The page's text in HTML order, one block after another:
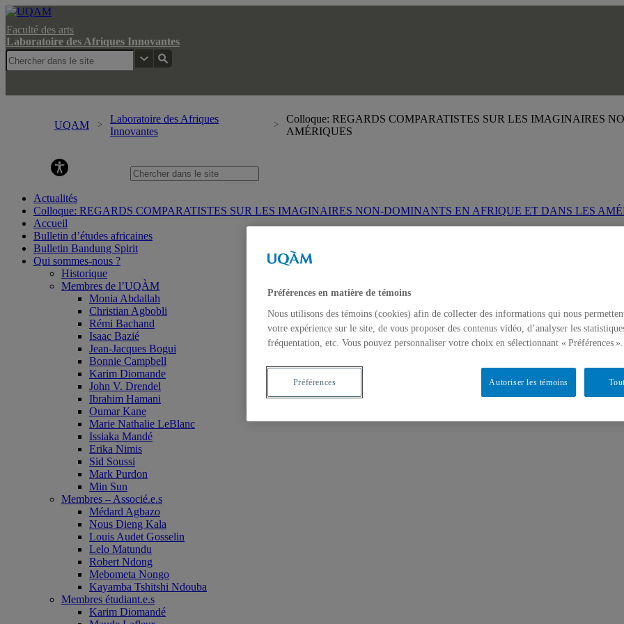
Faculté des arts
Laboratoire des Afriques Innovantes
UQAM
Laboratoire des Afriques
Innovantes
Colloque: REGARDS COMPARATISTES SUR LES IMAGINAIRES
AMÉRIQUES
Actualités
Colloque: REGARDS COMPARATISTES SUR LES IMAGINAIRES NON-DOMINANTS EN AFRIQUE ET DANS LES
Accueil
Bulletin d’études africaines
Bulletin Bandung Spirit
Qui sommes-nous ?
Historique
Membres de l’UQÀM
Monia Abdallah
Christian Agbobli
Rémi Bachand
Isaac Bazié
Jean-Jacques Bogui
Bonnie Campbell
Karim Diomande
John V. Drendel
Ibrahim Hamani
Oumar Kane
Marie Nathalie LeBlanc
Issiaka Mandé
Erika Nimis
Sid Soussi
Mark Purdon
Min Sun
Membres – Associé.e.s
Médard Agbazo
Nous Dieng Kala
Louis Audet Gosselin
Lelo Matundu
Robert Ndong
Mebometa Nongo
Kayamba Tshitshi Ndouba
Membres étudiant.e.s
Karim Diomandé
Préférences en matière de témoins
Nous utilisons des témoins (cookies) afin de collecter des informations qui nous
votre expérience sur le site, de vous proposer des contenus vidéo, d’analyser les
fréquentation, etc. Vous pouvez personnaliser votre choix en sélectionnant « Préférences ».
Autoriser les témoins
Préférences